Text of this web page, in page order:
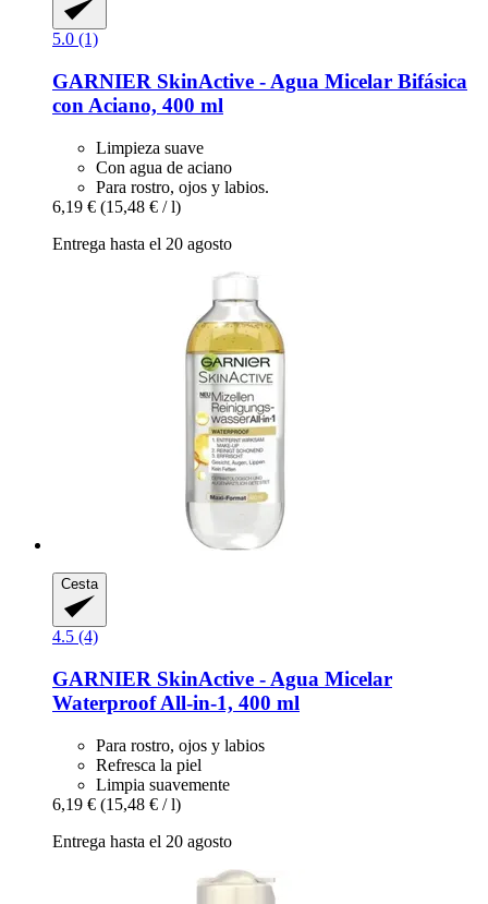
5.0 (1)
GARNIER SkinActive -​ Agua Micelar Bifásica
con Aciano, 400 ml
Limpieza suave
Con agua de aciano
Para rostro, ojos y labios.
6,19 € (15,48 € / l)
Entrega hasta el 20 agosto
Cesta
4.5 (4)
GARNIER SkinActive -​ Agua Micelar
Waterproof All-​in-​1, 400 ml
Para rostro, ojos y labios
Refresca la piel
Limpia suavemente
6,19 € (15,48 € / l)
Entrega hasta el 20 agosto